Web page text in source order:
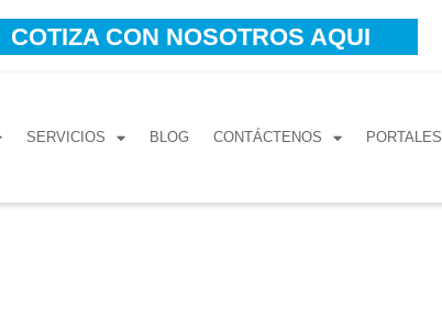
COTIZA CON NOSOTROS AQUI
SERVICIOS BLOG CONTÁCTENOS PORTALES